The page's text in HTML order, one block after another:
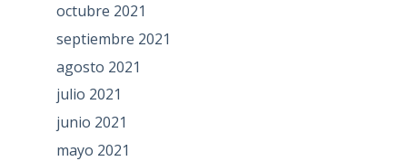
octubre 2021
septiembre 2021
agosto 2021
julio 2021
junio 2021
mayo 2021